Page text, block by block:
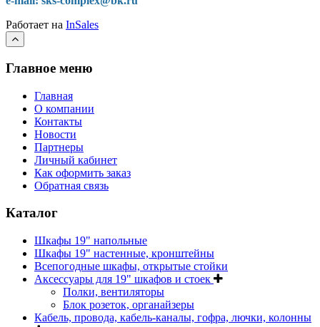
Работает на InSales
Главное меню
Главная
О компании
Контакты
Новости
Партнеры
Личный кабинет
Как оформить заказ
Обратная связь
Каталог
Шкафы 19" напольные
Шкафы 19" настенные, кронштейны
Всепогодные шкафы, открытые стойки
Аксессуары для 19" шкафов и стоек
Полки, вентиляторы
Блок розеток, органайзеры
Кабель, провода, кабель-каналы, гофра, лючки, колонны